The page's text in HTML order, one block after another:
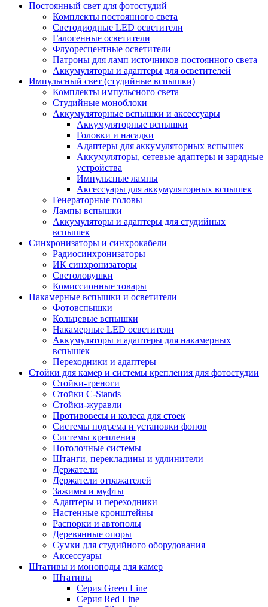
Постоянный свет для фотостудий
Комплекты постоянного света
Светодиодные LED осветители
Галогенные осветители
Флуоресцентные осветители
Патроны для ламп источников постоянного света
Аккумуляторы и адаптеры для осветителей
Импульсный свет (студийные вспышки)
Комплекты импульсного света
Студийные моноблоки
Аккумуляторные вспышки и аксессуары
Аккумуляторные вспышки
Головки и насадки
Адаптеры для аккумуляторных вспышек
Аккумуляторы, сетевые адаптеры и зарядные
устройства
Импульсные лампы
Аксессуары для аккумуляторных вспышек
Генераторные головы
Лампы вспышки
Аккумуляторы и адаптеры для студийных
вспышек
Синхронизаторы и синхрокабели
Радиосинхронизаторы
ИК синхронизаторы
Светоловушки
Комиссионные товары
Накамерные вспышки и осветители
Фотовспышки
Кольцевые вспышки
Накамерные LED осветители
Аккумуляторы и адаптеры для накамерных
вспышек
Переходники и адаптеры
Стойки для камер и системы крепления для фотостудии
Стойки-треноги
Стойки C-Stands
Стойки-журавли
Противовесы и колеса для стоек
Системы подъема и установки фонов
Системы крепления
Потолочные системы
Штанги, перекладины и удлинители
Держатели
Держатели отражателей
Зажимы и муфты
Адаптеры и переходники
Настенные кронштейны
Распорки и автополы
Деревянные опоры
Сумки для студийного оборудования
Аксессуары
Штативы и моноподы для камер
Штативы
Серия Green Line
Серия Red Line